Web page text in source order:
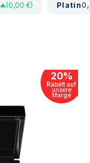
(0,00 €) Platin
20%
Rabatt auf
unsere
Marge